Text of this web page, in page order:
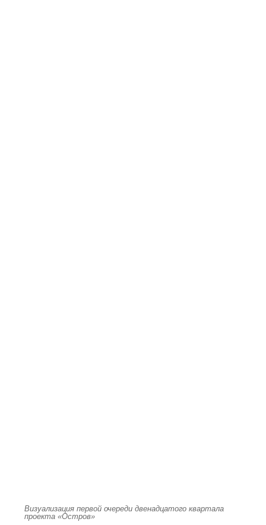
Визуализация первой очереди двенадцатого квартала
проекта «Остров»